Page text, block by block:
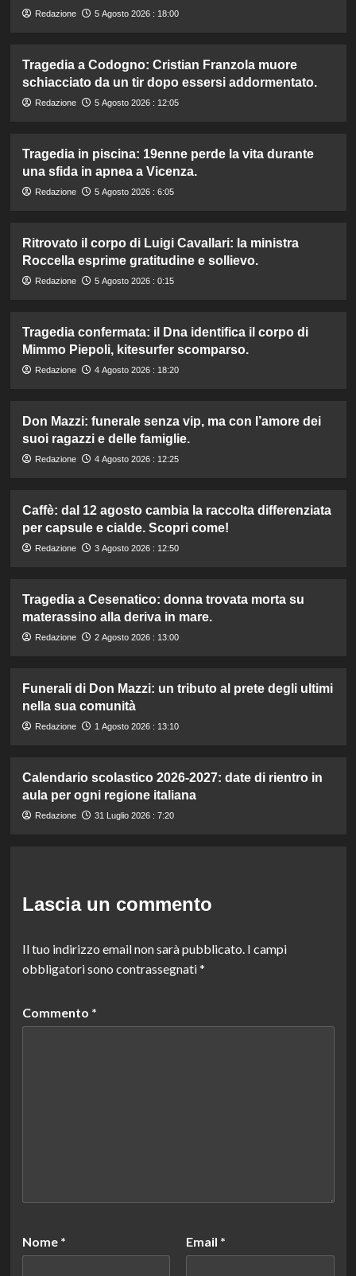
Redazione 5 Agosto 2026 : 18:00
Tragedia a Codogno: Cristian Franzola muore
schiacciato da un tir dopo essersi addormentato.
Redazione 5 Agosto 2026 : 12:05
Tragedia in piscina: 19enne perde la vita durante
una sfida in apnea a Vicenza.
Redazione 5 Agosto 2026 : 6:05
Ritrovato il corpo di Luigi Cavallari: la ministra
Roccella esprime gratitudine e sollievo.
Redazione 5 Agosto 2026 : 0:15
Tragedia confermata: il Dna identifica il corpo di
Mimmo Piepoli, kitesurfer scomparso.
Redazione 4 Agosto 2026 : 18:20
Don Mazzi: funerale senza vip, ma con l’amore dei
suoi ragazzi e delle famiglie.
Redazione 4 Agosto 2026 : 12:25
Caffè: dal 12 agosto cambia la raccolta differenziata
per capsule e cialde. Scopri come!
Redazione 3 Agosto 2026 : 12:50
Tragedia a Cesenatico: donna trovata morta su
materassino alla deriva in mare.
Redazione 2 Agosto 2026 : 13:00
Funerali di Don Mazzi: un tributo al prete degli ultimi
nella sua comunità
Redazione 1 Agosto 2026 : 13:10
Calendario scolastico 2026-2027: date di rientro in
aula per ogni regione italiana
Redazione 31 Luglio 2026 : 7:20
Lascia un commento
Il tuo indirizzo email non sarà pubblicato. I campi
obbligatori sono contrassegnati*
Commento *
Nome * Email *